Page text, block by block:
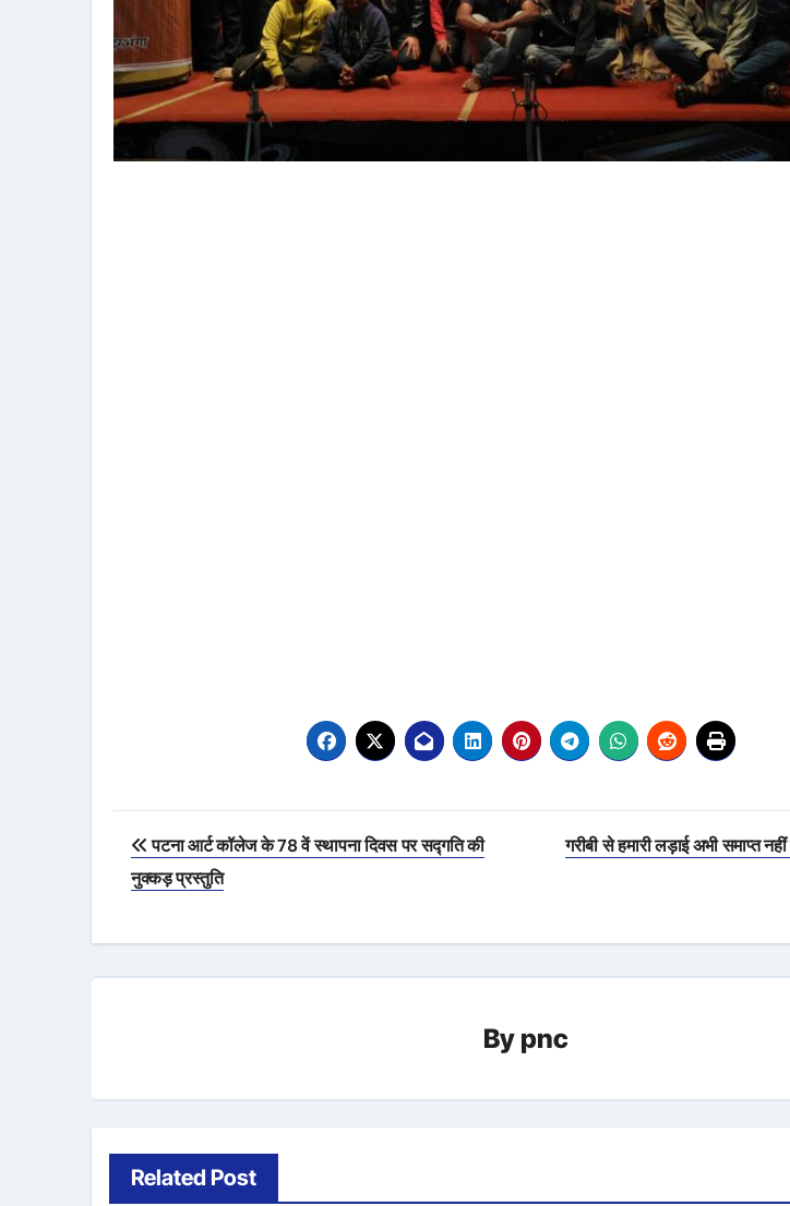
Post
navigation
पटना आर्ट कॉलेज के 78 वें स्थापना दिवस पर सद्गति की
नुक्कड़ प्रस्तुति
गरीबी से हमारी लड़ाई अभी समाप्त
By pnc
Related Post